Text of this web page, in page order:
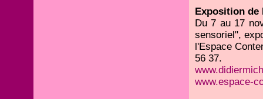
Exposition de
Du 7 au 17
sensoriel",
l'Espace
56 37.
www.espace-